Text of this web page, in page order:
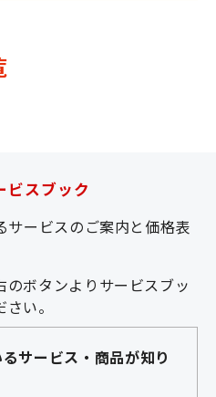
ビスブック
サービスのご案内と価格表
ボタンよりサービスブッ
い。
サービス・商品が知り